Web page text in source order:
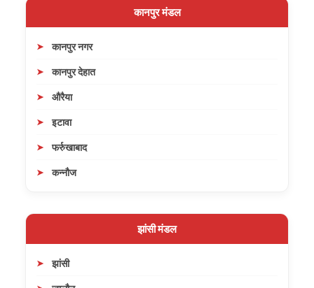
कानपुर मंडल
कानपुर नगर
कानपुर देहात
औरैया
इटावा
फर्रुखाबाद
कन्नौज
झांसी मंडल
झांसी